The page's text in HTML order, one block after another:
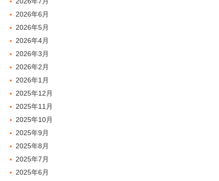
2026年6月
2026年5月
2026年4月
2026年3月
2026年2月
2026年1月
2025年12月
2025年11月
2025年10月
2025年9月
2025年8月
2025年7月
2025年6月